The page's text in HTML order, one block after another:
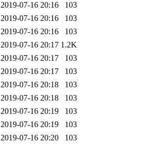
2019-07-16 20:16
103
2019-07-16 20:16
103
2019-07-16 20:16
103
2019-07-16 20:17 1.2K
2019-07-16 20:17
103
2019-07-16 20:17
103
2019-07-16 20:18
103
2019-07-16 20:18
103
2019-07-16 20:19
103
2019-07-16 20:19
103
2019-07-16 20:20
103